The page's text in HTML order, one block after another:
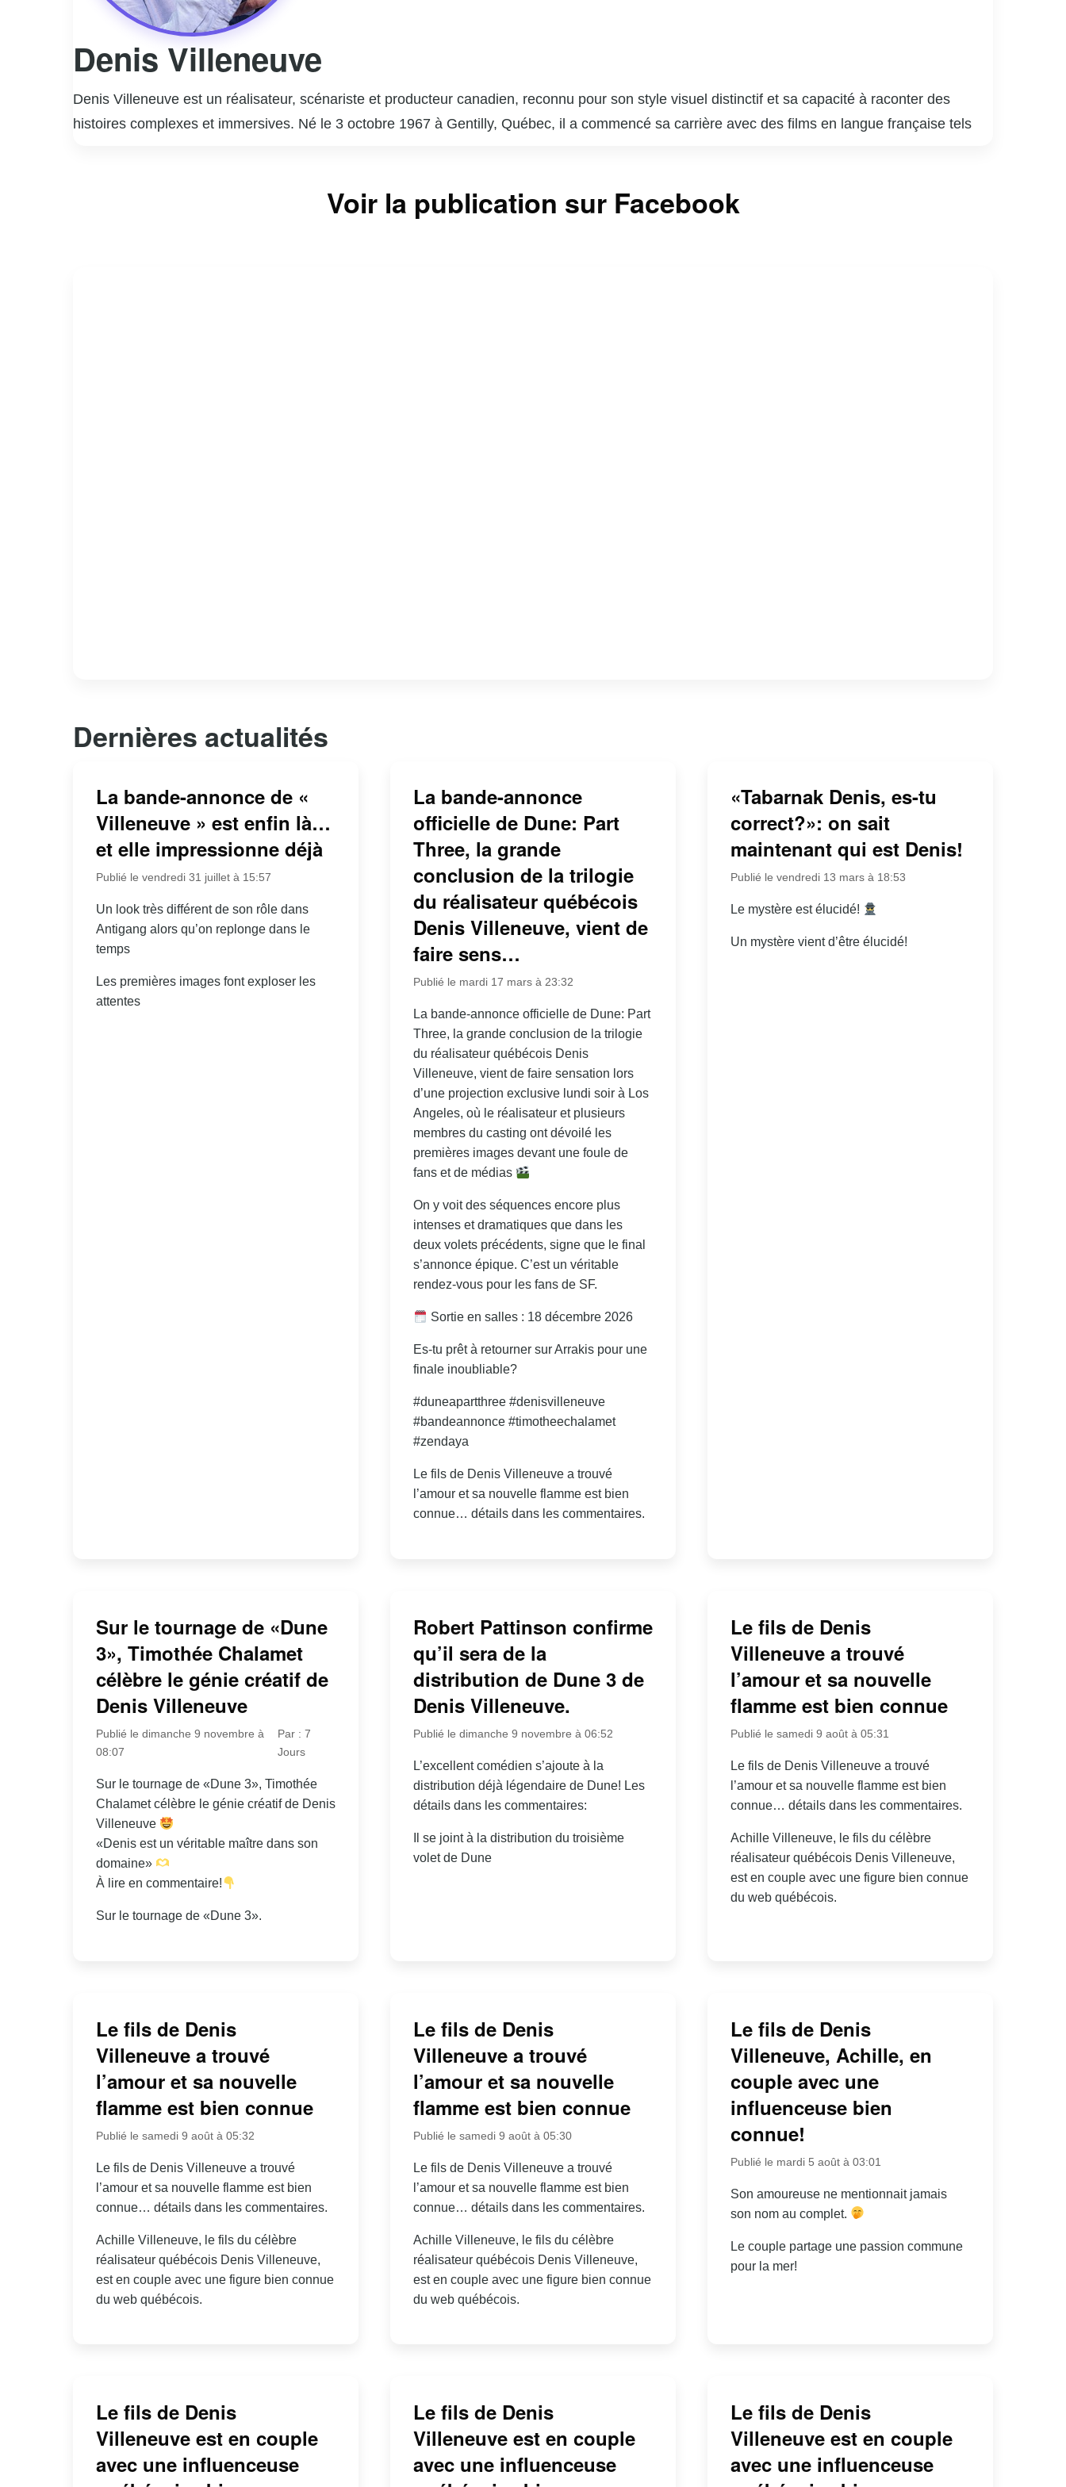
Denis Villeneuve
Denis Villeneuve est un réalisateur, scénariste et producteur canadien, reconnu pour son style visuel distinctif et sa capacité à raconter des
histoires complexes et immersives. Né le 3 octobre 1967 à Gentilly, Québec, il a commencé sa carrière avec des films en langue française tels
une nomination à l’Oscar du meilleur réalisateur. En 2017, il a réalisé « Blade Runner 2049 », une suite acclamée du classique de science-fiction.
Voir la publication sur Facebook
Dernières actualités
La bande-annonce de «
Villeneuve » est enfin là…
et elle impressionne déjà
Publié le vendredi 31 juillet à 15:57
Un look très différent de son rôle dans
Antigang alors qu’on replonge dans le
temps
Les premières images font exploser les
attentes
La bande-annonce
officielle de Dune: Part
Three, la grande
conclusion de la trilogie
du réalisateur québécois
Denis Villeneuve, vient de
faire sens…
Publié le mardi 17 mars à 23:32
La bande-annonce officielle de Dune: Part
Three, la grande conclusion de la trilogie
du réalisateur québécois Denis
Villeneuve, vient de faire sensation lors
d’une projection exclusive lundi soir à Los
Angeles, où le réalisateur et plusieurs
membres du casting ont dévoilé les
premières images devant une foule de
fans et de médias
On y voit des séquences encore plus
intenses et dramatiques que dans les
deux volets précédents, signe que le final
s’annonce épique. C’est un véritable
rendez‑vous pour les fans de SF.
Sortie en salles : 18 décembre 2026
Es-tu prêt à retourner sur Arrakis pour une
finale inoubliable?
#duneapartthree #denisvilleneuve
#bandeannonce #timotheechalamet
#zendaya
Le fils de Denis Villeneuve a trouvé
l’amour et sa nouvelle flamme est bien
connue… détails dans les commentaires.
«Tabarnak Denis, es-tu
correct?»: on sait
maintenant qui est Denis!
Publié le vendredi 13 mars à 18:53
Le mystère est élucidé!
Un mystère vient d’être élucidé!
Sur le tournage de «Dune
3», Timothée Chalamet
célèbre le génie créatif de
Denis Villeneuve
Publié le dimanche 9 novembre à
08:07
Par : 7
Jours
Sur le tournage de «Dune 3», Timothée
Chalamet célèbre le génie créatif de Denis
Villeneuve
«Denis est un véritable maître dans son
domaine»
À lire en commentaire!
Sur le tournage de «Dune 3».
Robert Pattinson confirme
qu’il sera de la
distribution de Dune 3 de
Denis Villeneuve.
Publié le dimanche 9 novembre à 06:52
L’excellent comédien s’ajoute à la
distribution déjà légendaire de Dune! Les
détails dans les commentaires:
Il se joint à la distribution du troisième
volet de Dune
Le fils de Denis
Villeneuve a trouvé
l’amour et sa nouvelle
flamme est bien connue
Publié le samedi 9 août à 05:31
Le fils de Denis Villeneuve a trouvé
l’amour et sa nouvelle flamme est bien
connue… détails dans les commentaires.
Achille Villeneuve, le fils du célèbre
réalisateur québécois Denis Villeneuve,
est en couple avec une figure bien connue
du web québécois.
Le fils de Denis
Villeneuve a trouvé
l’amour et sa nouvelle
flamme est bien connue
Publié le samedi 9 août à 05:32
Le fils de Denis Villeneuve a trouvé
l’amour et sa nouvelle flamme est bien
connue… détails dans les commentaires.
Achille Villeneuve, le fils du célèbre
réalisateur québécois Denis Villeneuve,
est en couple avec une figure bien connue
du web québécois.
Le fils de Denis
Villeneuve a trouvé
l’amour et sa nouvelle
flamme est bien connue
Publié le samedi 9 août à 05:30
Le fils de Denis Villeneuve a trouvé
l’amour et sa nouvelle flamme est bien
connue… détails dans les commentaires.
Achille Villeneuve, le fils du célèbre
réalisateur québécois Denis Villeneuve,
est en couple avec une figure bien connue
du web québécois.
Le fils de Denis
Villeneuve, Achille, en
couple avec une
influenceuse bien
connue!
Publié le mardi 5 août à 03:01
Son amoureuse ne mentionnait jamais
son nom au complet.
Le couple partage une passion commune
pour la mer!
Le fils de Denis
Villeneuve est en couple
avec une influenceuse
Le fils de Denis
Villeneuve est en couple
avec une influenceuse
Le fils de Denis
Villeneuve est en couple
avec une influenceuse